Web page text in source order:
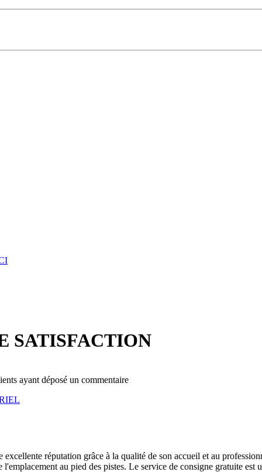
SATISFACTION
ayant déposé un commentaire
excellente réputation grâce à la qualité de son accueil et au
au pied des pistes. Le service de consigne gratuite